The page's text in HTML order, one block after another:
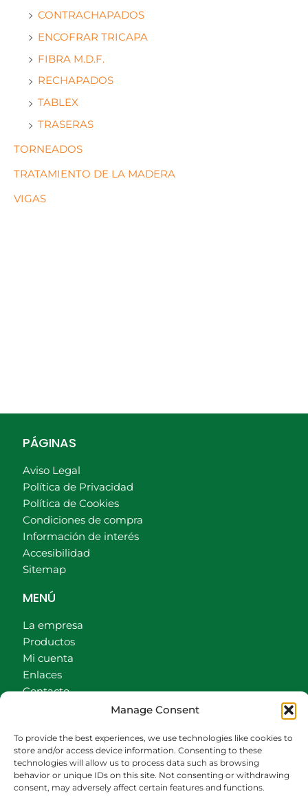
Manage Consent
To provide the best experiences, we use technologies like cookies to
store and/or access device information. Consenting to these
technologies will allow us to process data such as browsing
behavior or unique IDs on this site. Not consenting or withdrawing
consent, may adversely affect certain features and functions.
CONTRACHAPADOS
ENCOFRAR TRICAPA
FIBRA M.D.F.
RECHAPADOS
TABLEX
TRASERAS
TORNEADOS
TRATAMIENTO DE LA MADERA
VIGAS
PÁGINAS
Aviso Legal
Política de Privacidad
Política de Cookies
Condiciones de compra
Información de interés
Accesibilidad
Sitemap
MENÚ
La empresa
Productos
Mi cuenta
Enlaces
Contacto
CONTACTO
942540013